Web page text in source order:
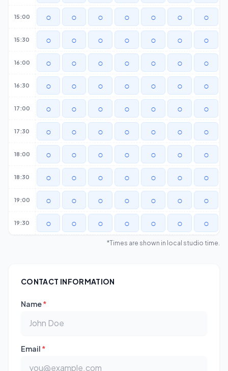
15:00 ○ ○ ○ ○ ○ ○ ○
15:30 ○ ○ ○ ○ ○ ○ ○
16:00 ○ ○ ○ ○ ○ ○ ○
16:30 ○ ○ ○ ○ ○ ○ ○
17:00 ○ ○ ○ ○ ○ ○ ○
17:30 ○ ○ ○ ○ ○ ○ ○
18:00 ○ ○ ○ ○ ○ ○ ○
18:30 ○ ○ ○ ○ ○ ○ ○
19:00 ○ ○ ○ ○ ○ ○ ○
19:30 ○ ○ ○ ○ ○ ○ ○
*Times are shown in local studio time.
CONTACT INFORMATION
Name*
Email *